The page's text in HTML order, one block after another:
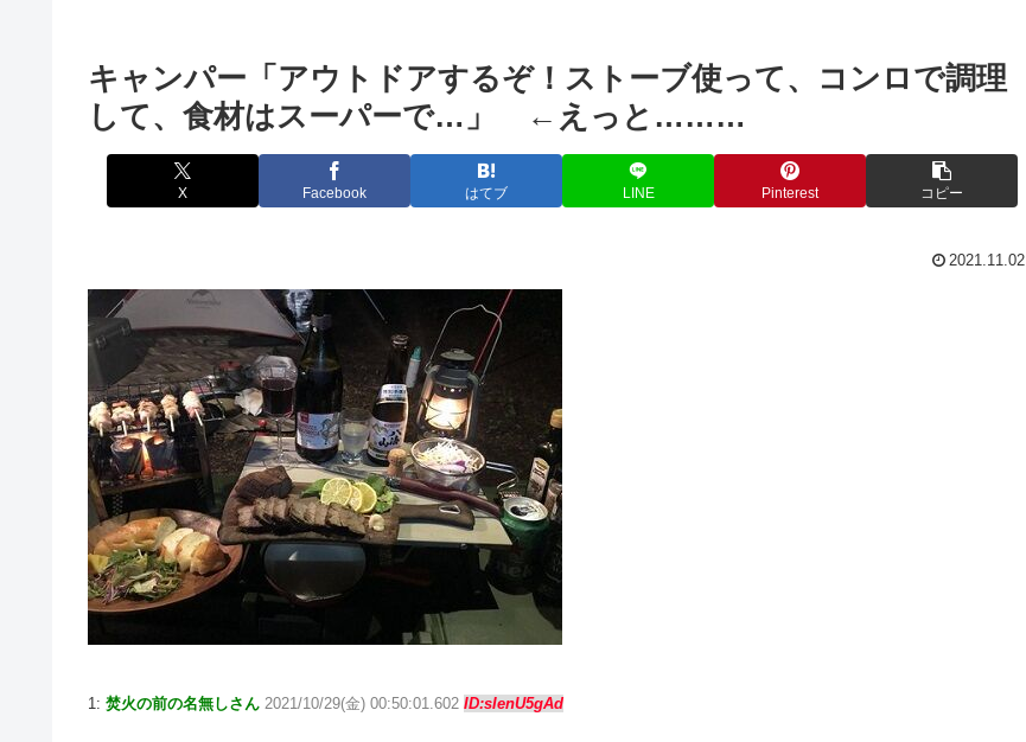
キャンパー「アウトドアするぞ！ストーブ使って、コンロで調理
して、食材はスーパーで…」 ←えっと………
X Facebook はてブ LINE Pinterest コピー
2021.11.02
1: 焚火の前の名無しさん 2021/10/29(金) 00:50:01.602 ID:sIenU5gAd